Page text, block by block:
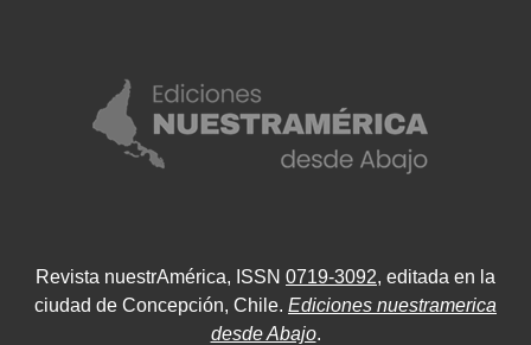
Revista nuestrAmérica, ISSN 0719-3092, editada en la
ciudad de Concepción, Chile. Ediciones nuestramerica
desde Abajo.